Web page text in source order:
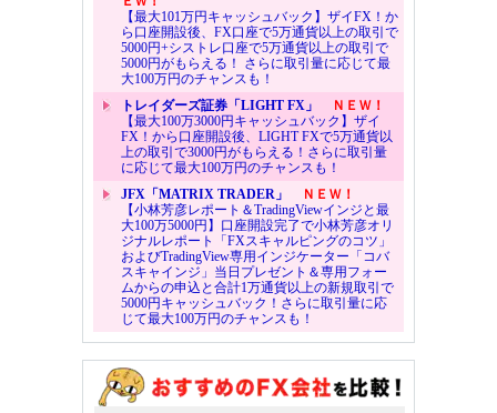
【最大101万円キャッシュバック】ザイFX！か
ら口座開設後、FX口座で5万通貨以上の取引で
5000円+シストレ口座で5万通貨以上の取引で
5000円がもらえる！ さらに取引量に応じて最
大100万円のチャンスも！
トレイダーズ証券「LIGHT FX」
ＮＥＷ！
【最大100万3000円キャッシュバック】ザイ
FX！から口座開設後、LIGHT FXで5万通貨以
上の取引で3000円がもらえる！さらに取引量
に応じて最大100万円のチャンスも！
JFX「MATRIX TRADER」
ＮＥＷ！
【小林芳彦レポート＆TradingViewインジと最
大100万5000円】口座開設完了で小林芳彦オリ
ジナルレポート「FXスキャルピングのコツ」
およびTradingView専用インジケーター「コバ
スキャインジ」当日プレゼント＆専用フォー
ムからの申込と合計1万通貨以上の新規取引で
5000円キャッシュバック！さらに取引量に応
じて最大100万円のチャンスも！